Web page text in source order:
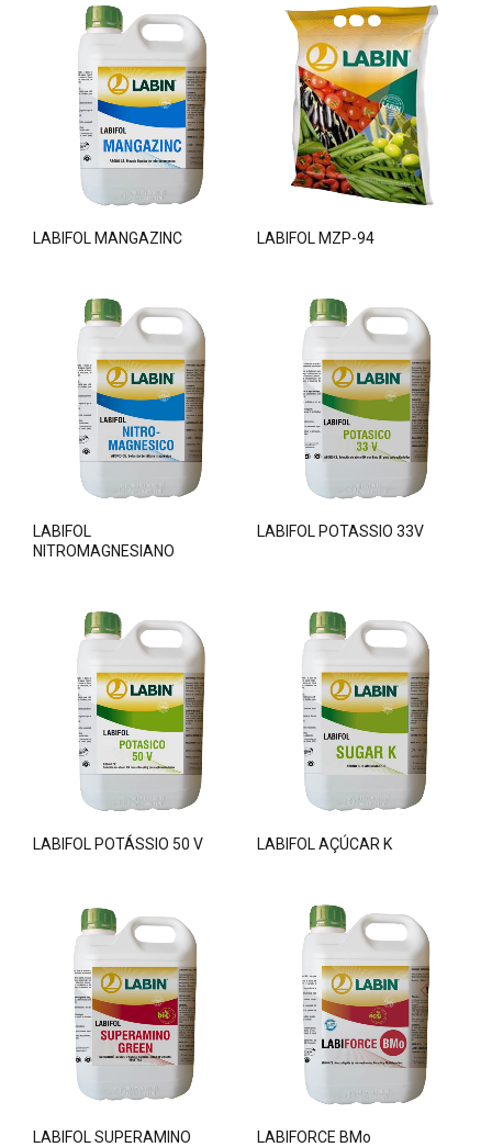
LABIFOL MANGAZINC LABIFOL MZP-94
LABIFOL
NITROMAGNESIANO
LABIFOL POTASSIO 33V
LABIFOL POTÁSSIO 50 V LABIFOL AÇÚCAR K
LABIFOL SUPERAMINO
LABIFORCE BMo